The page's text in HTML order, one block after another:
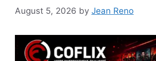
August 5, 2026 by Jean Reno